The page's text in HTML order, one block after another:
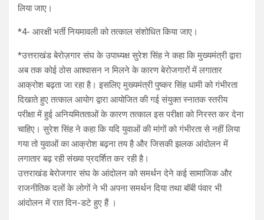
लिया जाए।
*4- आरक्षी भर्ती नियमावली को तत्काल संशोधित किया जाए।
*उत्तराखंड बेरोज़गार संघ के उपाध्यक्ष सुरेश सिंह ने कहा कि मुख्यमंत्री द्वारा
अब तक कोई ठोस आश्वासन न मिलने के कारण बेरोजगारों में लगातार
आक्रोश बढ़ता जा रहा है। इसलिए मुख्यमंत्री पुष्कर सिंह धामी को गंभीरता
दिखाते हुए तत्काल आयोग द्वारा आयोजित की गई संयुक्त स्नातक स्तरीय
परीक्षा में हुई अनियमितताओं के कारण तत्काल इस परीक्षा को निरस्त कर देना
चाहिए। सुरेश सिंह ने कहा कि यदि युवाओं की मांगों को गंभीरता से नहीं लिया
गया तो युवाओं का आक्रोश बढ़ना तय है और जिसकी झलक आंदोलन में
लगातार बढ़ रही संख्या प्रदर्शित कर रही है।
उत्तराखंड बेरोजगार संघ के आंदोलन को समर्थन देने कई सामाजिक और
राजनीतिक दलों के लोगों ने भी अपना समर्थन दिया तथा बॉबी पंवार भी
आंदोलन में रात दिन-डटे हुए हैं ।